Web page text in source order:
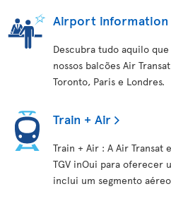
Airport information
Descubra tudo aquilo
nossos balcões Air
Toronto, Paris e Londres.
Train + Air
Train + Air : A Air
TGV inOui para oferecer
inclui um segmento